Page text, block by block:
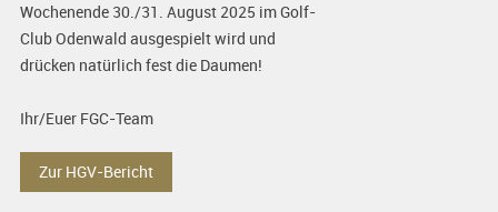
Wochenende 30./31. August 2025 im Golf-
Club Odenwald ausgespielt wird und
drücken natürlich fest die Daumen!
Ihr/Euer FGC-Team
Zur HGV-Bericht